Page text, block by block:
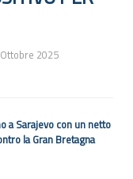
2025
a Sarajevo con un netto
la Gran Bretagna